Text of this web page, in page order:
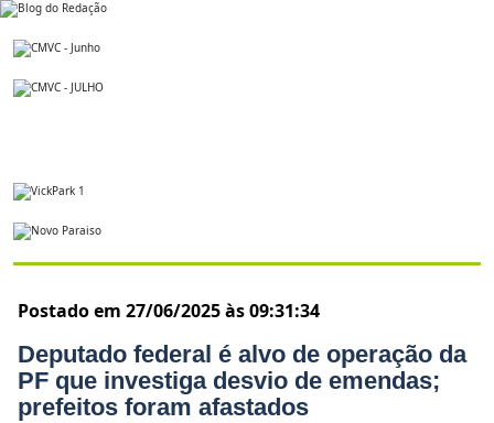
Postado em 27/06/2025 às 09:31:34
Deputado federal é alvo de operação da
PF que investiga desvio de emendas;
prefeitos foram afastados